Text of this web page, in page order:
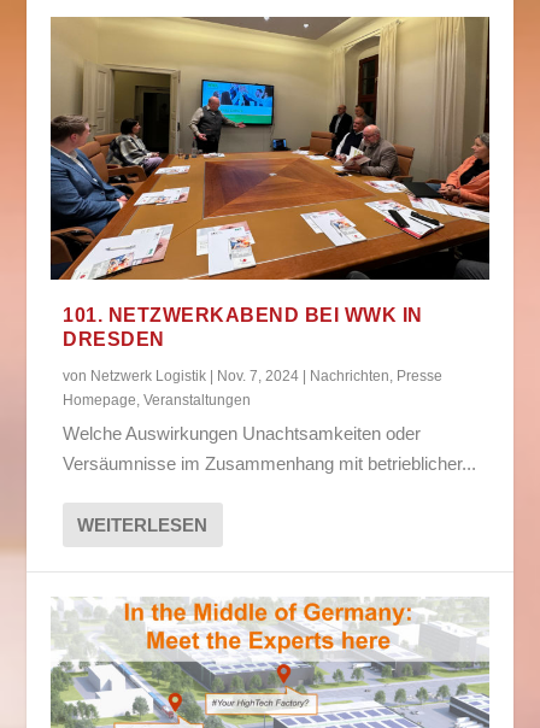
101. NETZWERKABEND BEI WWK IN
DRESDEN
von Netzwerk Logistik | Nov. 7, 2024 | Nachrichten Presse
Homepage ,Veranstaltungen
Welche Auswirkungen Unachtsamkeiten oder
Versäumnisse im Zusammenhang mit betrieblicher...
WEITERLESEN